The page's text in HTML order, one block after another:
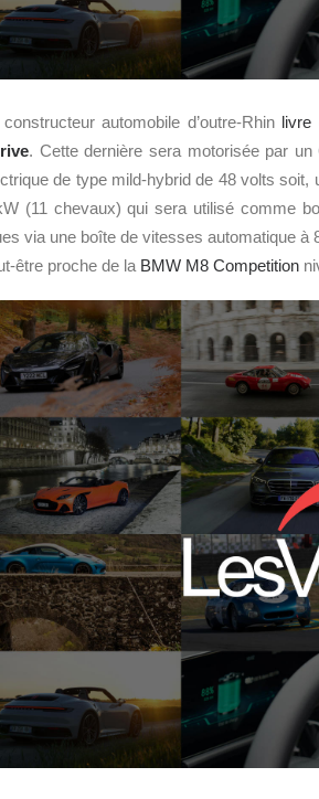
automobile d’outre-Rhin livre
. Cette dernière sera motorisée par
de type mild-hybrid de 48 volts soit,
(11 chevaux) qui sera utilisé comme
via une boîte de vitesses automatique
être proche de la BMW M8 Competition